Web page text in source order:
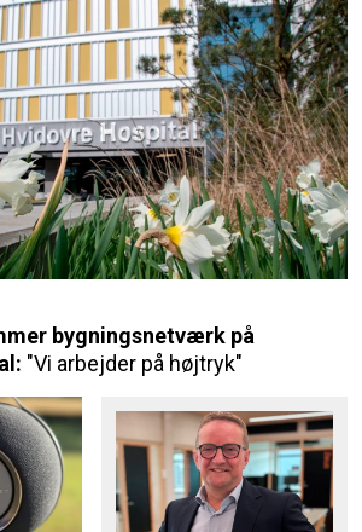
bygningsnetværk på
"Vi arbejder på højtryk"